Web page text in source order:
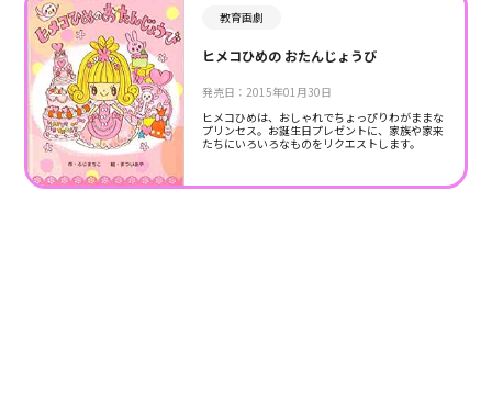
教育画劇
ヒメコひめの おたんじょうび
発売日：2015年01月30日
ヒメコひめは、おしゃれでちょっぴりわがままな
プリンセス。お誕生日プレゼントに、家族や家来
たちにいろいろなものをリクエストします。